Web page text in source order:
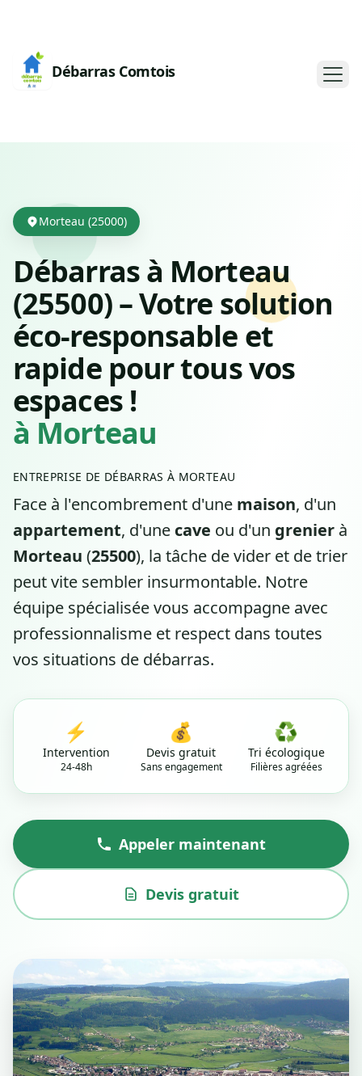
Débarras Comtois
Morteau (25000)
Débarras à Morteau
(25500) – Votre solution
éco-responsable et
rapide pour tous vos
espaces !
à Morteau
ENTREPRISE DE DÉBARRAS À MORTEAU
Face à l'encombrement d'une maison, d'un
appartement, d'une cave ou d'un grenier à
Morteau (25500), la tâche de vider et de trier
peut vite sembler insurmontable. Notre
équipe spécialisée vous accompagne avec
professionnalisme et respect dans toutes
vos situations de débarras.
⚡
Intervention
24-48h
💰
Devis gratuit
Sans engagement
♻️
Tri écologique
Filières agréées
Appeler maintenant
Devis gratuit